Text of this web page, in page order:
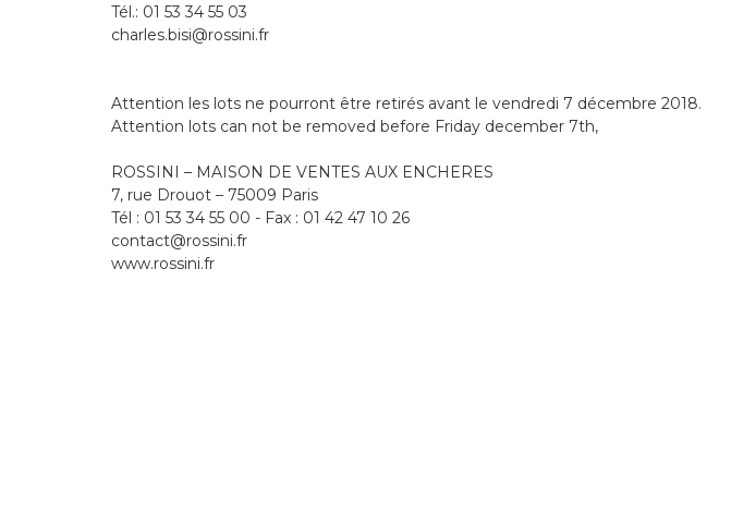
Tél.: 01 53 34 55 03
charles.bisi@rossini.fr
Attention les lots ne pourront être retirés avant le vendredi 7 décembre 2018.
Attention lots can not be removed before Friday december 7th,
ROSSINI – MAISON DE VENTES AUX ENCHERES
7, rue Drouot – 75009 Paris
Tél : 01 53 34 55 00 - Fax : 01 42 47 10 26
contact@rossini.fr
www.rossini.fr